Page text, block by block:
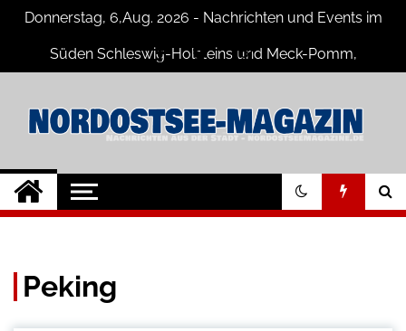
SkipDonnerstag, 6,Aug. 2026 - Nachrichten und Events im
Süden Schleswig-Holsteins und Meck-Pomm,
Nord-Ostsee-
Magazine Blog
Der Blog der Nord-Ostsee Magazine
Peking